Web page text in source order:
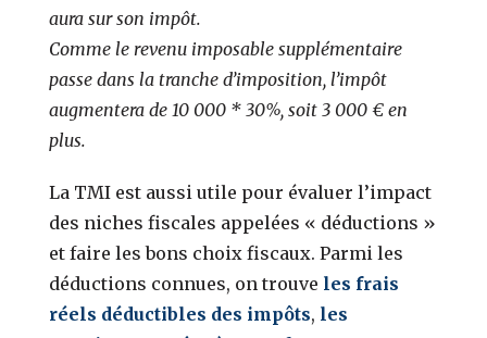
aura sur son impôt.
Comme le revenu imposable supplémentaire
passe dans la tranche d’imposition, l’impôt
augmentera de 10 000 * 30%, soit 3 000 € en
plus.
La TMI est aussi utile pour évaluer l’impact
des niches fiscales appelées « déductions »
et faire les bons choix fiscaux. Parmi les
déductions connues, on trouve les frais
réels déductibles des impôts, les